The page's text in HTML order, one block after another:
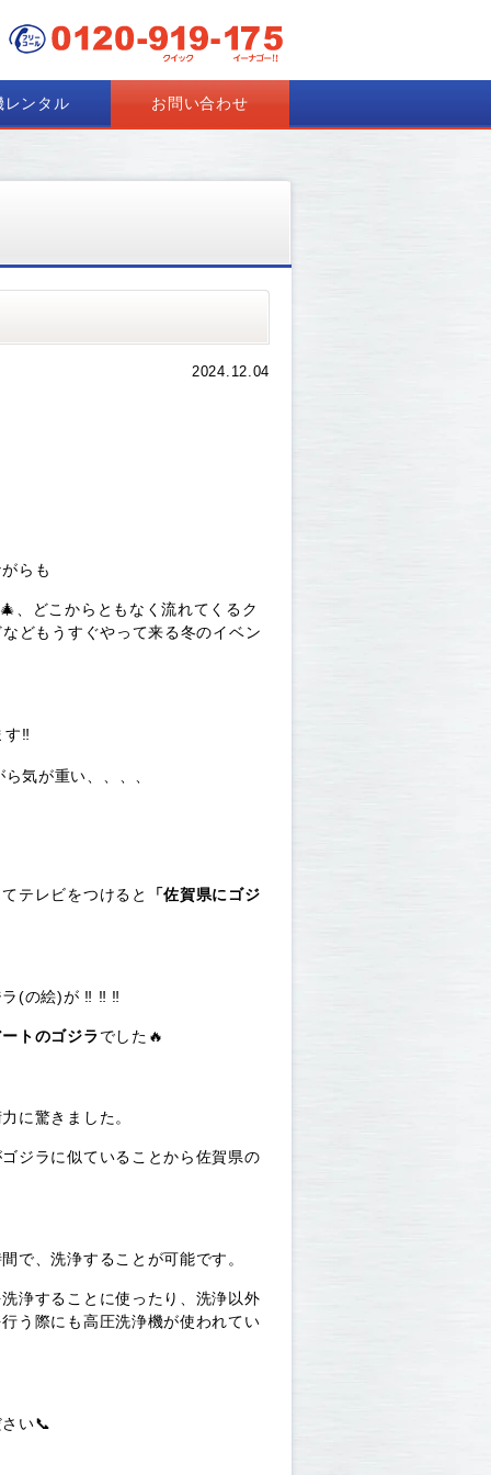
レンタル お問い合わせ
2024.12.04
らも
🎄、どこからともなく流れてくるク
どもうすぐやって来る冬のイベン
す‼
ら気が重い
テレビをつけると 「佐賀県にゴジ
(の絵)が ‼ ‼ ‼
トのゴジラでした🔥
に驚きました。
ジラに似ていることから佐賀県の
で、洗浄することが可能です。
浄することに使ったり、洗浄以外
う際にも高圧洗浄機が使われてい
い📞